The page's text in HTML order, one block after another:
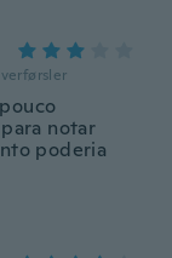
notar
poderia